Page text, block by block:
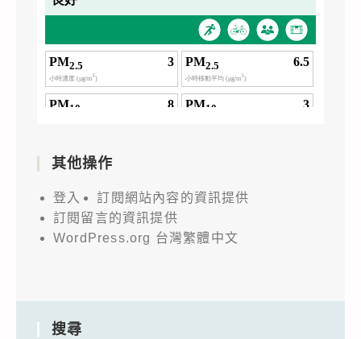
其他操作
登入
訂閱網站內容的資訊提供
訂閱留言的資訊提供
WordPress.org 台灣繁體中文
搜尋